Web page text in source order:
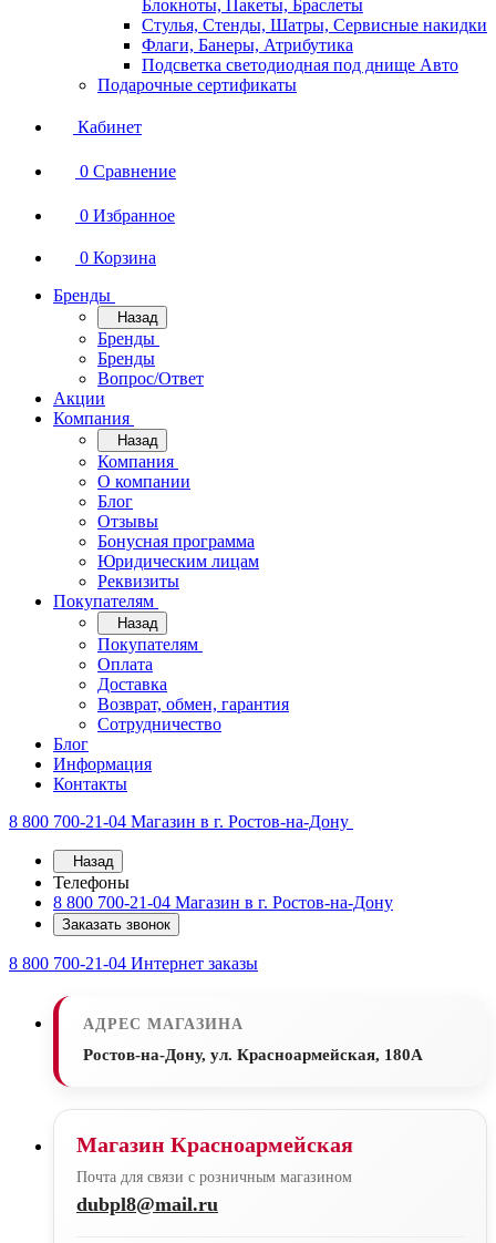
Блокноты, Пакеты, Браслеты
Стулья, Стенды, Шатры, Сервисные накидки
Флаги, Банеры, Атрибутика
Подсветка светодиодная под днище Авто
Подарочные сертификаты
Кабинет
0 Сравнение
0 Избранное
0 Корзина
Бренды
Назад
Бренды
Бренды
Вопрос/Ответ
Акции
Компания
Назад
Компания
О компании
Блог
Отзывы
Бонусная программа
Юридическим лицам
Реквизиты
Покупателям
Назад
Покупателям
Оплата
Доставка
Возврат, обмен, гарантия
Сотрудничество
Блог
Информация
Контакты
8 800 700-21-04 Магазин в г. Ростов-на-Дону
Назад
Телефоны
8 800 700-21-04 Магазин в г. Ростов-на-Дону
Заказать звонок
8 800 700-21-04 Интернет заказы
АДРЕС МАГАЗИНА
Ростов-на-Дону, ул. Красноармейская, 180А
Магазин Красноармейская
Почта для связи с розничным магазином
dubpl8@mail.ru